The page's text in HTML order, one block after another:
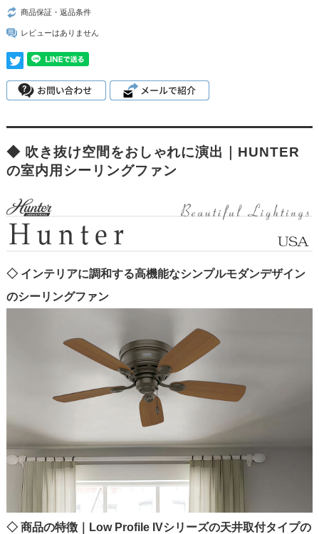
商品保証・返品条件
レビューはありません
◆ 吹き抜け空間をおしゃれに演出｜HUNTER
の室内用シーリングファン
◇ インテリアに調和する高機能なシンプルモダンデザイン
のシーリングファン
◇ 商品の特徴｜Low Profile IVシリーズの天井取付タイプの